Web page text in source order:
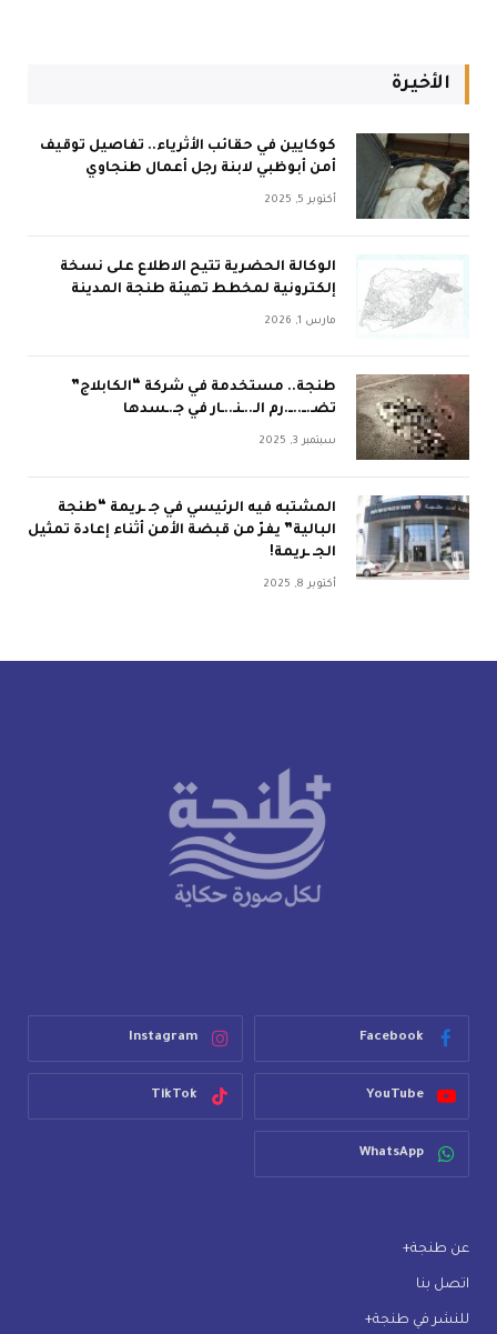
الأخيرة
كوكايين في حقائب الأثرياء.. تفاصيل توقيف
أمن أبوظبي لابنة رجل أعمال طنجاوي
أكتوبر 5, 2025
الوكالة الحضرية تتيح الاطلاع على نسخة
إلكترونية لمخطط تهيئة طنجة المدينة
مارس 1, 2026
طنجة.. مستخدمة في شركة “الكابلاج”
تضـ.ــ..ــ.رم الـ..ـنـ..ـار في جـ.ـسدها
سبتمبر 3, 2025
المشتبه فيه الرئيسي في جـ ـريمة “طنجة
البالية” يفرّ من قبضة الأمن أثناء إعادة تمثيل
الجـ ـريمة!
أكتوبر 8, 2025
Facebook
Instagram
YouTube
TikTok
WhatsApp
عن طنجة+
اتصل بنا
للنشر في طنجة+